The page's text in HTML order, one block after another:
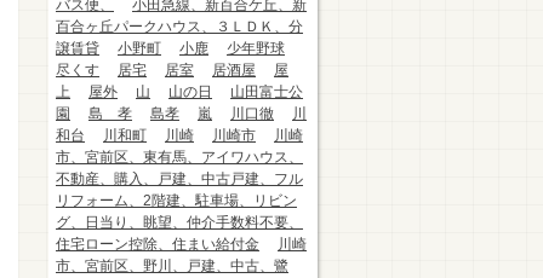
バス便、
小田急線、新百合ケ丘、新
百合ヶ丘パークハウス、３ＬＤＫ、分
譲賃貸
小野町 小鹿
少年野球
尽くす
居宅 居室 居酒屋
屋
上
屋外 山 山の日
山田富士公
園
島 孝 島孝 嵐 川口徹
川
和台
川和町 川崎 川崎市
川崎
市、宮前区、東有馬、アイワハウス、
不動産、購入、戸建、中古戸建、フル
リフォーム、2階建、駐車場、リビン
グ、日当り、眺望、仲介手数料不要、
住宅ローン控除、住まい給付金
川崎
市、宮前区、野川、戸建、中古、鷺